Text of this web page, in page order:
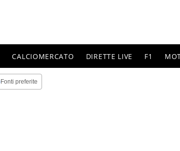
CALCIOMERCATO DIRETTE LIVE F1
Fonti preferite